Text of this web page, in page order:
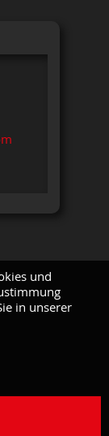
und
in unserer